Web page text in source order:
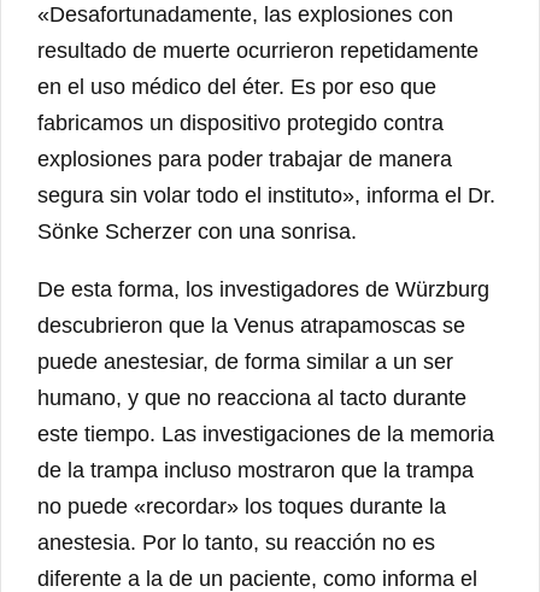
«Desafortunadamente, las explosiones con
resultado de muerte ocurrieron repetidamente
en el uso médico del éter. Es por eso que
fabricamos un dispositivo protegido contra
explosiones para poder trabajar de manera
segura sin volar todo el instituto», informa el Dr.
Sönke Scherzer con una sonrisa.
De esta forma, los investigadores de Würzburg
descubrieron que la Venus atrapamoscas se
puede anestesiar, de forma similar a un ser
humano, y que no reacciona al tacto durante
este tiempo. Las investigaciones de la memoria
de la trampa incluso mostraron que la trampa
no puede «recordar» los toques durante la
anestesia. Por lo tanto, su reacción no es
diferente a la de un paciente, como informa el